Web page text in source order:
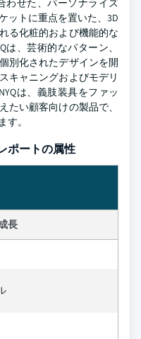
わせた、パーソナライズ
ットに重点を置いた、3D
る化粧的および機能的な
は、芸術的なパターン、
別化されたデザインを開
キャニングおよびモデリ
は、義肢装具をファッ
たい顧客向けの製品で、
す。
ポートの属性
長